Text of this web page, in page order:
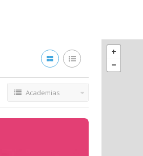
Academias